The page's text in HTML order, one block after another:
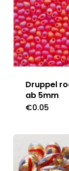
Druppel
ab 5mm
€0.05